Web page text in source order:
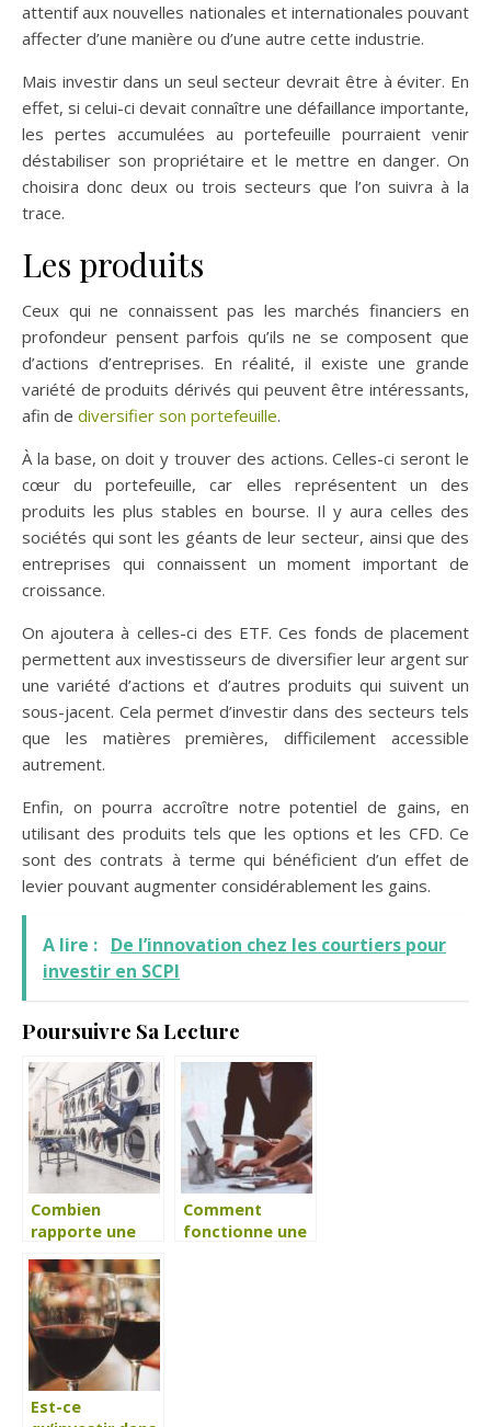
attentif aux nouvelles nationales et internationales pouvant
affecter d’une manière ou d’une autre cette industrie.
Mais investir dans un seul secteur devrait être à éviter. En
effet, si celui-ci devait connaître une défaillance importante,
les pertes accumulées au portefeuille pourraient venir
déstabiliser son propriétaire et le mettre en danger. On
choisira donc deux ou trois secteurs que l’on suivra à la
trace.
Les produits
Ceux qui ne connaissent pas les marchés financiers en
profondeur pensent parfois qu’ils ne se composent que
d’actions d’entreprises. En réalité, il existe une grande
variété de produits dérivés qui peuvent être intéressants,
afin de diversifier son portefeuille.
À la base, on doit y trouver des actions. Celles-ci seront le
cœur du portefeuille, car elles représentent un des
produits les plus stables en bourse. Il y aura celles des
sociétés qui sont les géants de leur secteur, ainsi que des
entreprises qui connaissent un moment important de
croissance.
On ajoutera à celles-ci des ETF. Ces fonds de placement
permettent aux investisseurs de diversifier leur argent sur
une variété d’actions et d’autres produits qui suivent un
sous-jacent. Cela permet d’investir dans des secteurs tels
que les matières premières, difficilement accessible
autrement.
Enfin, on pourra accroître notre potentiel de gains, en
utilisant des produits tels que les options et les CFD. Ce
sont des contrats à terme qui bénéficient d’un effet de
levier pouvant augmenter considérablement les gains.
A lire : De l’innovation chez les courtiers pour
investir en SCPI
Poursuivre Sa Lecture
Combien
rapporte une
automatique ?
Comment
fonctionne une
Est-ce